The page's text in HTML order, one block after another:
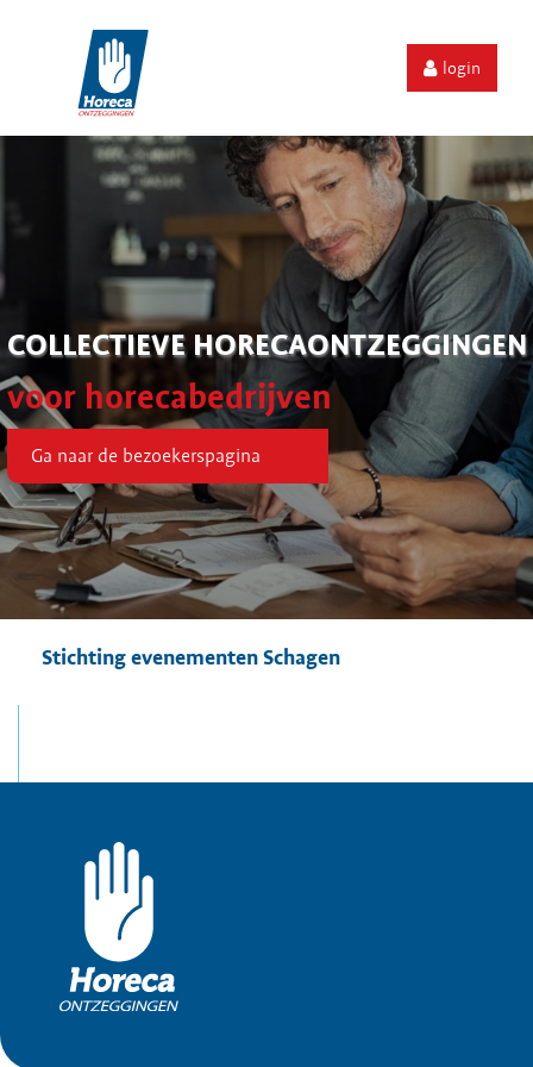
login
COLLECTIEVE HORECAONTZEGGINGEN
voor horecabedrijven
Ga naar de bezoekerspagina
Stichting evenementen Schagen